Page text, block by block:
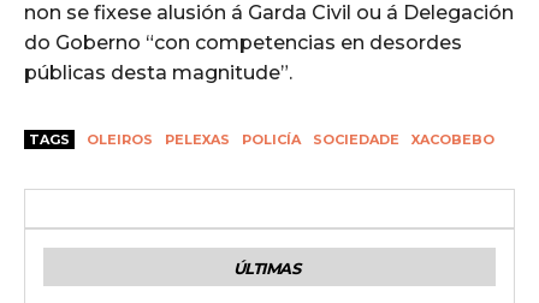
non se fixese alusión á Garda Civil ou á Delegación
do Goberno “con competencias en desordes
públicas desta magnitude”.
TAGS OLEIROS PELEXAS POLICÍA SOCIEDADE XACOBEBO
ÚLTIMAS